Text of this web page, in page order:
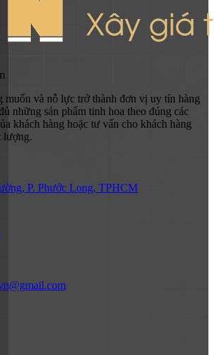
muốn và nỗ lực trở thành đơn vị uy tín hàng
những sản phẩm tinh hoa theo đúng các
khách hàng hoặc tư vấn cho khách hàng
lượng.
P. Phước Long, TPHCM